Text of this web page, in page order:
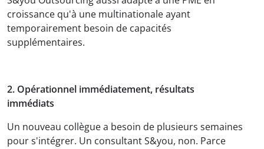
croissance qu'à une multinationale ayant
temporairement besoin de capacités
supplémentaires.
2. Opérationnel immédiatement, résultats
immédiats
Un nouveau collègue a besoin de plusieurs semaines
pour s'intégrer. Un consultant S&you, non. Parce